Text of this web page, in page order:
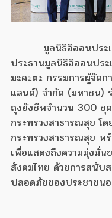
มูลนิธิอิออนประ
ประธานมูลนิธิอิออนปร
มะคะตะ กรรมการผู้จั
แลนด์) จำกัด (มหาชน)
ถุงยังชีพจำนวน 300 ชุ
กระทรวงสาธารณสุข โ
กระทรวงสาธารณสุข
เพื่อแสดงถึงความมุ่งมั่
สังคมไทย ด้วยการสนับ
ปลอดภัยของประชาชน